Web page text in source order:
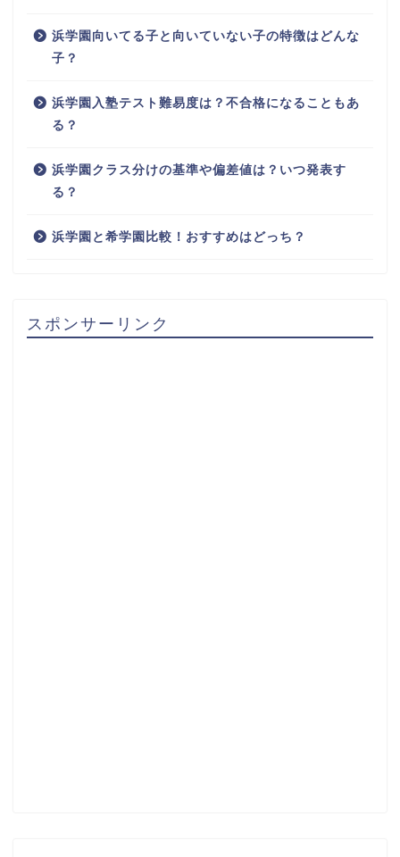
浜学園向いてる子と向いていない子の特徴はどんな
子？
浜学園入塾テスト難易度は？不合格になることもあ
る？
浜学園クラス分けの基準や偏差値は？いつ発表す
る？
浜学園と希学園比較！おすすめはどっち？
スポンサーリンク